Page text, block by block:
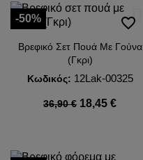
Βρεφικό Σετ Πουά Με Γούνα
(Γκρι)
Κωδικός: 12Lak-00325
36,90 € 18,45 €
-50% favorite_border